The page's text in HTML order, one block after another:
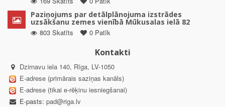
Paziņojums par detālplānojuma izstrādes
uzsākšanu zemes vienībā Mūkusalas ielā 82
803 Skatīts
0 Patīk
Kontakti
Dzirnavu iela 140, Rīga, LV-1050
E-adrese (primārais saziņas kanāls)
E-adrese (tikai e-rēķinu iesniegšanai)
E-pasts: pad@riga.lv